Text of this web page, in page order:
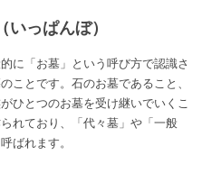
いっぱんぼ）
に「お墓」という呼び方で認識さ
ことです。石のお墓であること、
ひとつのお墓を受け継いでいくこ
れており、「代々墓」や「一般
ばれます。